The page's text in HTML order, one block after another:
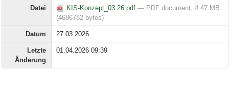
Datei KIS-Konzept_03.26.pdf— PDF document, 4.47 MB
(4686782 bytes)
Datum 27.03.2026
Letzte
Änderung
01.04.2026 09:39